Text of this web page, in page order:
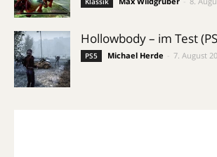
Hollowbody – im Test
PS5 Michael Herde 7. August